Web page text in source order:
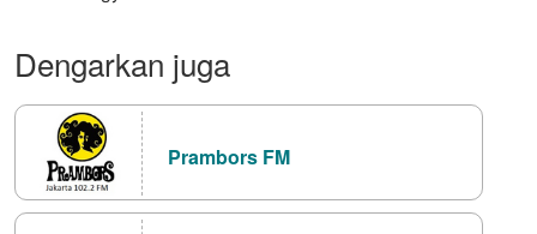
Dengarkan juga
Prambors FM